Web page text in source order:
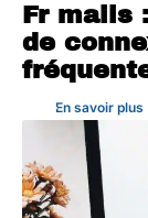
Fr mails
de
En savoir plus